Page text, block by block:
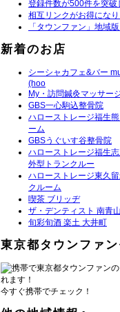
登録件数が500件を突破
相互リンクがお得になり
「タウンファン」地域
新着のお店
シーシャカフェ&バー
(hoo
My・訪問鍼灸マッサー
GBS一心駒込整骨院
ハローストレージ福生
ーム
GBSうぐいす谷整骨院
ハローストレージ福生
外型トランクルー
ハローストレージ東久
クルーム
喫茶 ブリッヂ
ザ・デンティスト 南青山
旬彩旬酒 楽土 大井町
東京都タウンファ
携帯で東京都タウンファン
れます！
今すぐ携帯でチェック！